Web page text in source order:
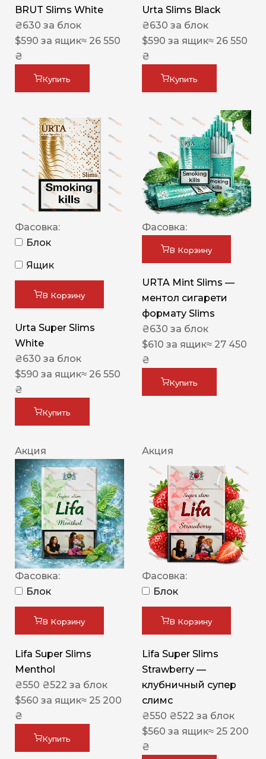
BRUT Slims White
₴630 за блок
$590 за ящик≈ 26 550
₴
Купить
Urta Slims Black
₴630 за блок
$590 за ящик≈ 26 550
₴
Купить
Фасовка:
Блок
Ящик
В Корзину
Urta Super Slims
White
₴630 за блок
$590 за ящик≈ 26 550
₴
Купить
Фасовка:
В Корзину
URTA Mint Slims —
ментол сигарети
формату Slims
₴630 за блок
$610 за ящик≈ 27 450
₴
Купить
Акция
Фасовка:
Блок
В Корзину
Lifa Super Slims
Menthol
₴550 ₴522 за блок
$560 за ящик≈ 25 200
₴
Купить
Акция
Фасовка:
Блок
В Корзину
Lifa Super Slims
Strawberry —
клубничный супер
слимс
₴550 ₴522 за блок
$560 за ящик≈ 25 200
₴